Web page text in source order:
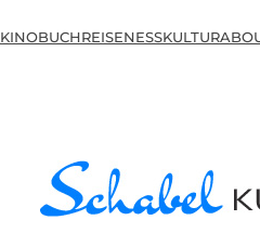
KINOBUCHREISENESSKULTUR